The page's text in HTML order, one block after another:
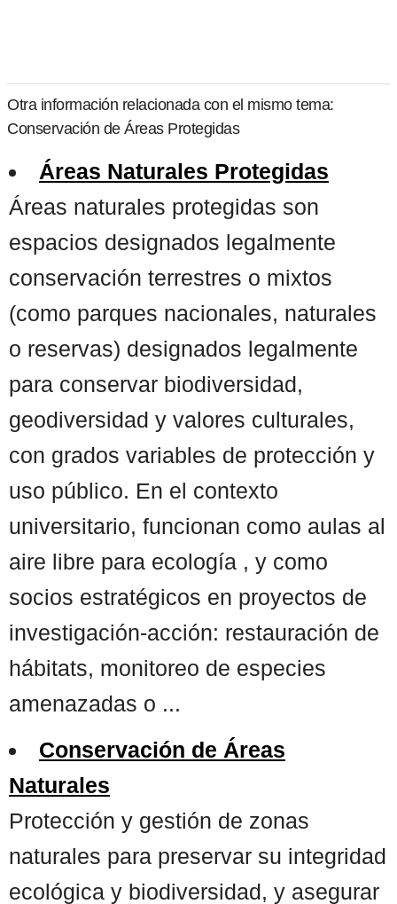
Otra información relacionada con el mismo tema:
Conservación de Áreas Protegidas
Áreas Naturales Protegidas
Áreas naturales protegidas son
espacios designados legalmente
conservación terrestres o mixtos
(como parques nacionales, naturales
o reservas) designados legalmente
para conservar biodiversidad,
geodiversidad y valores culturales,
con grados variables de protección y
uso público. En el contexto
universitario, funcionan como aulas al
aire libre para ecología , y como
socios estratégicos en proyectos de
investigación-acción: restauración de
hábitats, monitoreo de especies
amenazadas o ...
Conservación de Áreas
Naturales
Protección y gestión de zonas
naturales para preservar su integridad
ecológica y biodiversidad, y asegurar